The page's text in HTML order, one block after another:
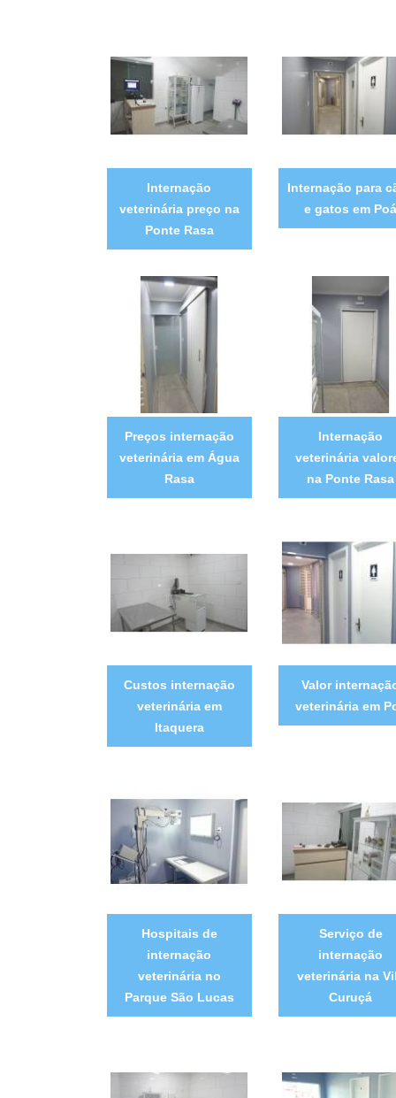
Internação
veterinária preço na
Ponte Rasa
Internação para
e gatos em Poá
Preços internação
veterinária em Água
Rasa
Internação
veterinária
na Ponte Rasa
Custos internação
veterinária em
Itaquera
Valor
veterinária em
Hospitais de
internação
veterinária no
Parque São Lucas
Serviço de
internação
veterinária na
Curuçá